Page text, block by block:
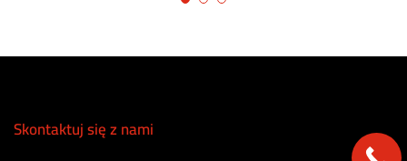
Skontaktuj się z nami